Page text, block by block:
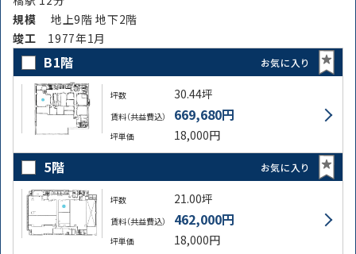
規模
地上9階 地下2階
竣⼯ 1977年1月
B1階 お気に入り
坪数 30.44坪
賃料（共益費込） 669,680円
坪単価 18,000円
5階 お気に入り
坪数 21.00坪
賃料（共益費込） 462,000円
坪単価 18,000円